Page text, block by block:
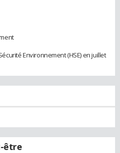
Environnement (HSE) en juillet
être